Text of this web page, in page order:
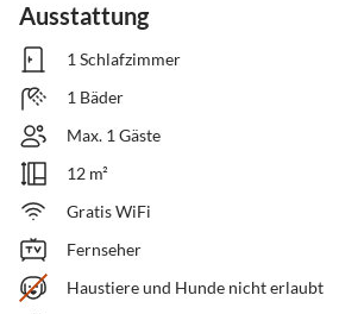
Ausstattung
1 Schlafzimmer
1 Bäder
Max. 1 Gäste
12 m²
Gratis WiFi
Fernseher
Haustiere und Hunde nicht erlaubt